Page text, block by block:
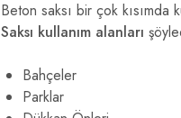
Beton saksı bir çok kısımda
Saksı kullanım alanları
Bahçeler
Parklar